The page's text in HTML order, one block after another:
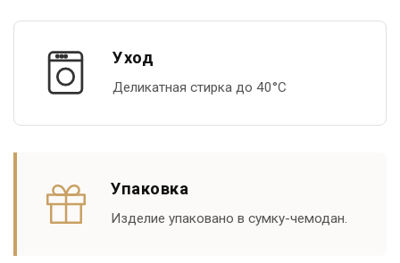
Уход
Деликатная стирка до 40°С
Упаковка
Изделие упаковано в сумку-чемодан.